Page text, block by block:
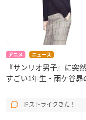
アニメ ニュース
『サンリオ男子』に突
すごい1年生・雨ケ谷昴
ドストライクきた！